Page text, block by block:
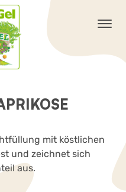
mit köstlichen
und zeichnet sich
aus.